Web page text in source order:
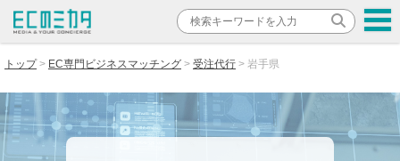
トップ EC専門ビジネスマッチング 受注代行 岩手県